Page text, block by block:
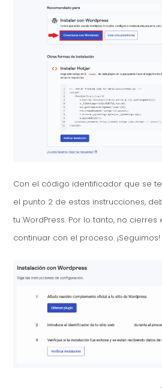
Con el código identificador que se
el punto 2 de estas instrucciones,
tu WordPress. Por lo tanto, no
continuar con el proceso. ¡Seguimos!